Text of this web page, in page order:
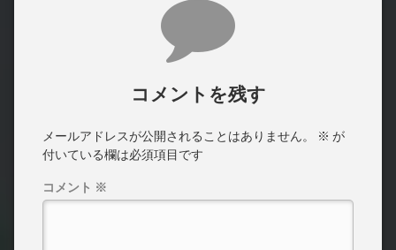
コメントを残す
メールアドレスが公開されることはありません。 ※ が
付いている欄は必須項目です
コメント ※